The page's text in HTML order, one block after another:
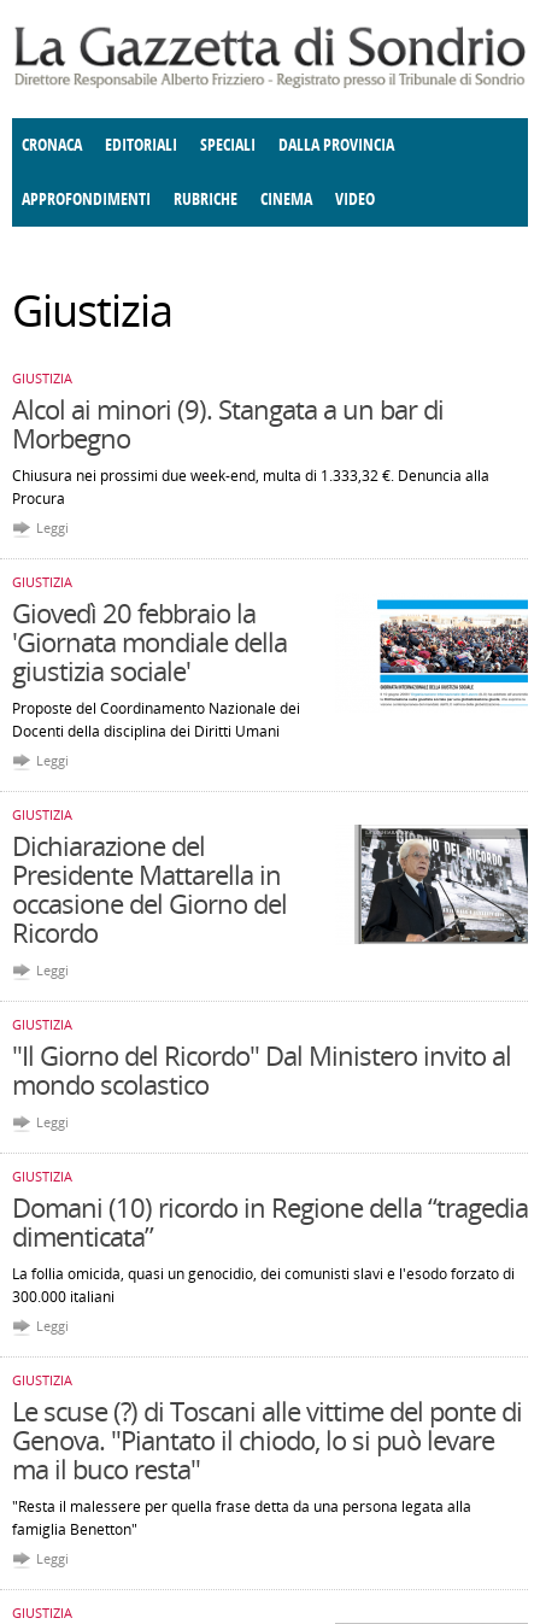
CRONACA EDITORIALI SPECIALI DALLA PROVINCIA
APPROFONDIMENTI
CULTURA E SPETTACOLI
RUBRICHE
DELLE IDEE FATTI DELLO SPIRITO
CINEMA VIDEO
Giustizia
GIUSTIZIA
Alcol ai minori (9). Stangata a un bar di
Morbegno
Chiusura nei prossimi due week-end, multa di 1.333,32 €. Denuncia alla
Procura
Leggi
GIUSTIZIA
Giovedì 20 febbraio la
'Giornata mondiale della
giustizia sociale'
Proposte del Coordinamento Nazionale dei
Docenti della disciplina dei Diritti Umani
Leggi
GIUSTIZIA
Dichiarazione del
Presidente Mattarella in
occasione del Giorno del
Ricordo
Leggi
GIUSTIZIA
"Il Giorno del Ricordo" Dal Ministero invito al
mondo scolastico
Leggi
GIUSTIZIA
Domani (10) ricordo in Regione della “tragedia
dimenticata”
La follia omicida, quasi un genocidio, dei comunisti slavi e l'esodo forzato di
300.000 italiani
Leggi
GIUSTIZIA
Le scuse (?) di Toscani alle vittime del ponte di
Genova. "Piantato il chiodo, lo si può levare
ma il buco resta"
"Resta il malessere per quella frase detta da una persona legata alla
famiglia Benetton"
Leggi
GIUSTIZIA